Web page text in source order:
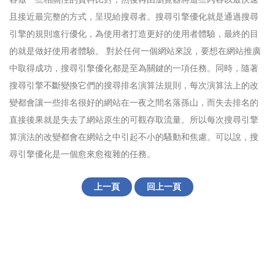
且接近最完整的方式，呈現給搜尋者。搜尋引擎優化就是通過搜尋
引擎的規則進行優化，為使用者打造更好的使用者體驗，最終的目
的就是做好使用者體驗。 對於任何一個網站來說，要想在網站推廣
中取得成功，搜尋引擎優化都是至為關鍵的一項任務。同時，隨著
搜尋引擎不斷變換它們的搜尋排名演算法規則，每次演算法上的改
變都會讓一些排名很好的網站在一夜之間名落孫山，而失去排名的
直接後果就是失去了網站原生的可觀存取流量。所以每次搜尋引擎
算演法的改變都會在網站之中引起不小的騷動和焦慮。可以說，搜
尋引擎優化是一個愈來愈複雜的任務。
上一頁 回上一頁